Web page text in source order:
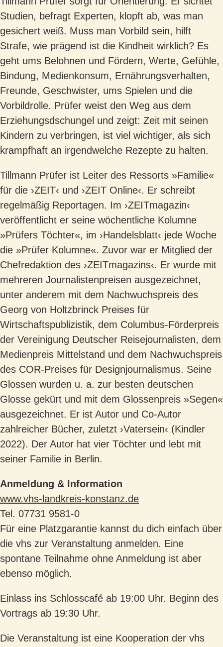
Studien, befragt Experten, klopft ab, was man
gesichert weiß. Muss man Vorbild sein, hilft
Strafe, wie prägend ist die Kindheit wirklich? Es
geht ums Belohnen und Fördern, Werte, Gefühle,
Bindung, Medienkonsum, Ernährungsverhalten,
Freunde, Geschwister, ums Spielen und die
Vorbildrolle. Prüfer weist den Weg aus dem
Erziehungsdschungel und zeigt: Zeit mit seinen
Kindern zu verbringen, ist viel wichtiger, als sich
krampfhaft an irgendwelche Rezepte zu halten.
Tillmann Prüfer ist Leiter des Ressorts »Familie«
für die ›ZEIT‹ und ›ZEIT Online‹. Er schreibt
regelmäßig Reportagen. Im ›ZEITmagazin‹
veröffentlicht er seine wöchentliche Kolumne
»Prüfers Töchter«, im ›Handelsblatt‹ jede Woche
die »Prüfer Kolumne«. Zuvor war er Mitglied der
Chefredaktion des ›ZEITmagazins‹. Er wurde mit
mehreren Journalistenpreisen ausgezeichnet,
unter anderem mit dem Nachwuchspreis des
Georg von Holtzbrinck Preises für
Wirtschaftspublizistik, dem Columbus-Förderpreis
der Vereinigung Deutscher Reisejournalisten, dem
Medienpreis Mittelstand und dem Nachwuchspreis
des COR-Preises für Designjournalismus. Seine
Glossen wurden u. a. zur besten deutschen
Glosse gekürt und mit dem Glossenpreis »Segen«
ausgezeichnet. Er ist Autor und Co-Autor
zahlreicher Bücher, zuletzt ›Vatersein‹ (Kindler
2022). Der Autor hat vier Töchter und lebt mit
seiner Familie in Berlin.
Anmeldung & Information
www.vhs-landkreis-konstanz.de
Tel. 07731 9581-0
Für eine Platzgarantie kannst du dich einfach über
die vhs zur Veranstaltung anmelden. Eine
spontane Teilnahme ohne Anmeldung ist aber
ebenso möglich.
Einlass ins Schlosscafé ab 19:00 Uhr. Beginn des
Vortrags ab 19:30 Uhr.
Die Veranstaltung ist eine Kooperation der vhs